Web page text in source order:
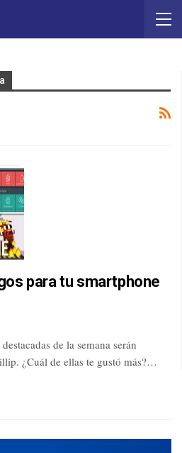
para tu smartphone
de la semana serán
¿Cuál de ellas te gustó más?…